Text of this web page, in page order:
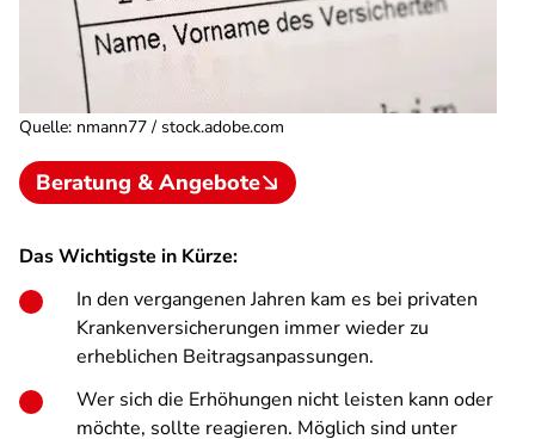
Quelle: nmann77 / stock.adobe.com
Beratung & Angebote
Das Wichtigste in Kürze:
In den vergangenen Jahren kam es bei privaten
Krankenversicherungen immer wieder zu
erheblichen Beitragsanpassungen.
Wer sich die Erhöhungen nicht leisten kann oder
möchte, sollte reagieren. Möglich sind unter